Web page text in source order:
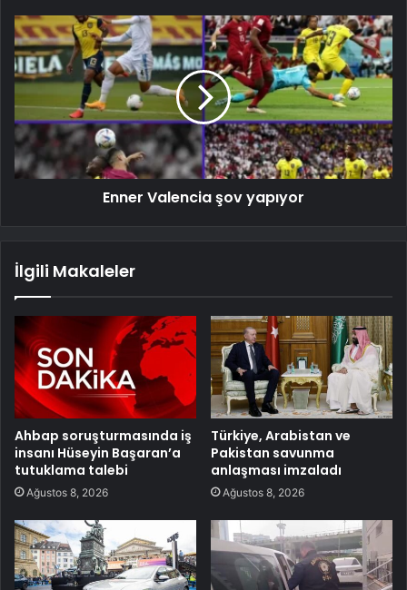
Enner Valencia şov yapıyor
İlgili Makaleler
Ahbap soruşturmasında iş
insanı Hüseyin Başaran’a
tutuklama talebi
Ağustos 8, 2026
Türkiye, Arabistan ve
Pakistan savunma
anlaşması imzaladı
Ağustos 8, 2026